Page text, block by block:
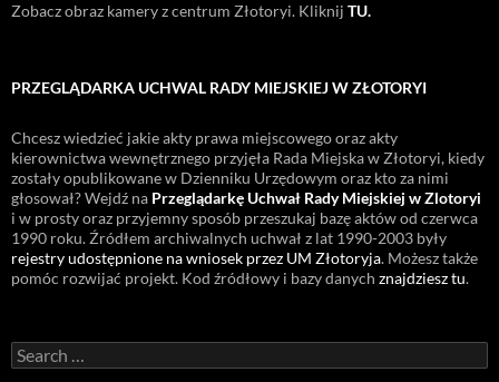
Zobacz obraz kamery z centrum Złotoryi. Kliknij TU.
PRZEGLĄDARKA UCHWAL RADY MIEJSKIEJ W ZŁOTORYI
Chcesz wiedzieć jakie akty prawa miejscowego oraz akty
kierownictwa wewnętrznego przyjęła Rada Miejska w Złotoryi, kiedy
zostały opublikowane w Dzienniku Urzędowym oraz kto za nimi
głosował? Wejdź na Przeglądarkę Uchwał Rady Miejskiej w Zlotoryi
i w prosty oraz przyjemny sposób przeszukaj bazę aktów od czerwca
1990 roku. Źródłem archiwalnych uchwał z lat 1990-2003 były
rejestry udostępnione na wniosek przez UM Złotoryja. Możesz także
pomóc rozwijać projekt. Kod źródłowy i bazy danych znajdziesz tu.
Search
for: